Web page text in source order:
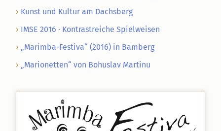
Kunst und Kultur am Dachsberg
IMSE 2016 · Kontrastreiche Spielweisen
„Marimba-Festiva“ (2016) in Bamberg
„Marionetten“ von Bohuslav Martinu